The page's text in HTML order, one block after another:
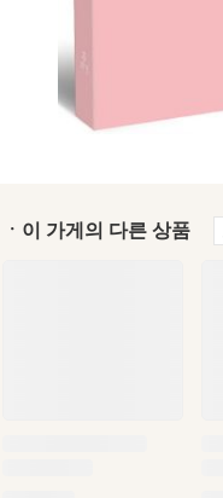
ㆍ이 가게의 다른 상품